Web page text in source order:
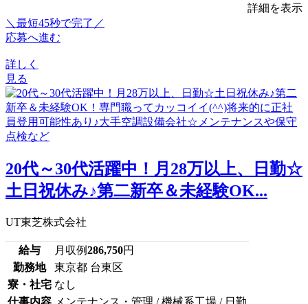
詳細を表示
＼最短45秒で完了／
応募へ進む
詳しく
見る
20代～30代活躍中！月28万以上、日勤☆
土日祝休み♪第二新卒＆未経験OK...
UT東芝株式会社
給与 月収例286,750円
勤務地
東京都 台東区
寮・社宅 なし
仕事内容 メンテナンス・管理 / 機械系工場 / 日勤